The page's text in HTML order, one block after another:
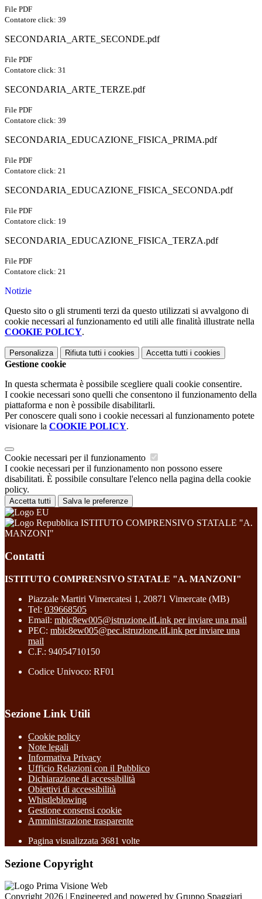
File PDF
Contatore click: 39
SECONDARIA_ARTE_SECONDE.pdf
File PDF
Contatore click: 31
SECONDARIA_ARTE_TERZE.pdf
File PDF
Contatore click: 39
SECONDARIA_EDUCAZIONE_FISICA_PRIMA.pdf
File PDF
Contatore click: 21
SECONDARIA_EDUCAZIONE_FISICA_SECONDA.pdf
File PDF
Contatore click: 19
SECONDARIA_EDUCAZIONE_FISICA_TERZA.pdf
File PDF
Contatore click: 21
Notizie
Questo sito o gli strumenti terzi da questo utilizzati si avvalgono di
cookie necessari al funzionamento ed utili alle finalità illustrate nella
COOKIE POLICY.
Personalizza Rifiuta tutti i cookies Accetta tutti i cookies
Gestione cookie
In questa schermata è possibile scegliere quali cookie consentire.
I cookie necessari sono quelli che consentono il funzionamento della
piattaforma e non è possibile disabilitarli.
Per conoscere quali sono i cookie necessari al funzionamento potete
visionare la COOKIE POLICY.
Cookie necessari per il funzionamento
I cookie necessari per il funzionamento non possono essere
disabilitati. È possibile consultare l'elenco nella pagina della cookie
policy.
Accetta tutti Salva le preferenze
ISTITUTO COMPRENSIVO STATALE "A.
MANZONI"
Contatti
ISTITUTO COMPRENSIVO STATALE "A. MANZONI"
Piazzale Martiri Vimercatesi 1, 20871 Vimercate (MB)
Tel: 039668505
Email: mbic8ew005@istruzione.itLink per inviare una mail
PEC: mbic8ew005@pec.istruzione.itLink per inviare una
mail
C.F.: 94054710150
Codice Univoco: RF01
Sezione Link Utili
Cookie policy
Note legali
Informativa Privacy
Ufficio Relazioni con il Pubblico
Dichiarazione di accessibilità
Obiettivi di accessibilità
Whistleblowing
Gestione consensi cookie
Amministrazione trasparente
Pagina visualizzata 3681 volte
Sezione Copyright
Copyright 2026 | Engineered and powered by Gruppo Spaggiari